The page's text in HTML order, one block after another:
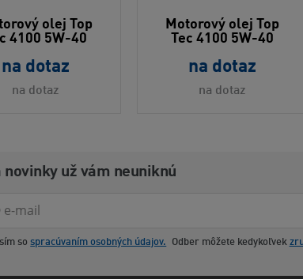
olej Top
4100 5W-40
na dotaz
na dotaz
Motorový olej Top
Tec 4100 5W-40
na dotaz
na dotaz
novinky už vám neuniknú
so spracúvaním osobných údajov. Odber môžete kedykoľvek